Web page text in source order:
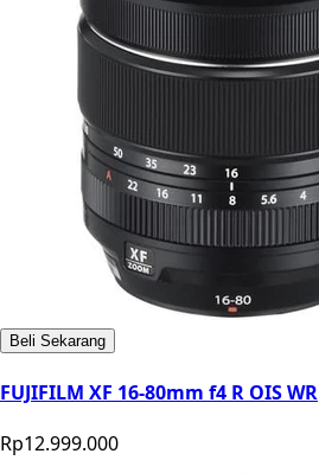
Beli Sekarang
FUJIFILM XF 16-80mm f4 R OIS WR
Rp12.999.000